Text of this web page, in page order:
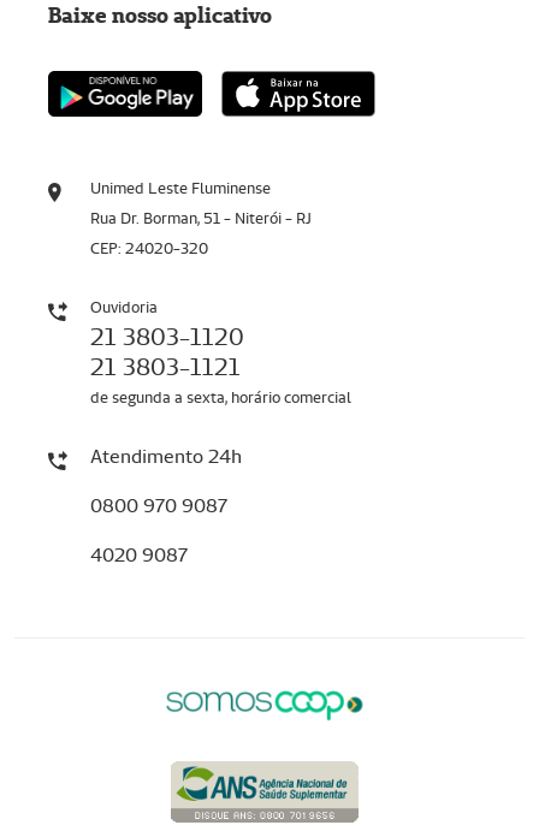
Unimed Leste Fluminense
Rua Dr. Borman, 51 - Niterói - RJ
CEP: 24020-320
Ouvidoria
21 3803-1120
21 3803-1121
de segunda a sexta, horário comercial
Atendimento 24h
0800 970 9087
4020 9087
Baixe nosso aplicativo